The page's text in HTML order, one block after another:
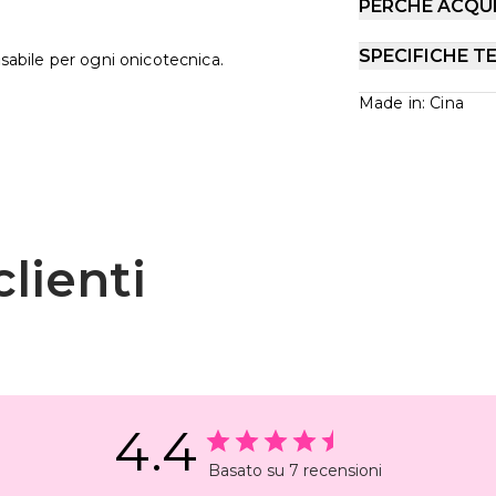
per ogni onicotecnica.
PERCHÉ
SPECIFICHE
Made in: Cina
4.4 Basato su 7 recensioni